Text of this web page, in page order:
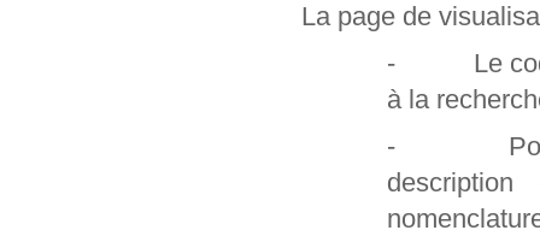
La page de
- Le code
à la
- Pour les